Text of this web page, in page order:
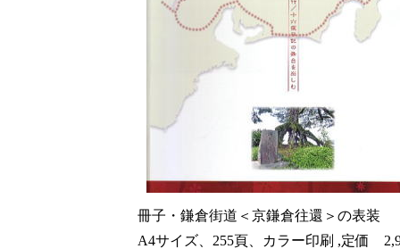
冊子・鎌倉街道＜京鎌倉往還＞の表装
A4サイズ、255頁、カラー印刷 ,定価